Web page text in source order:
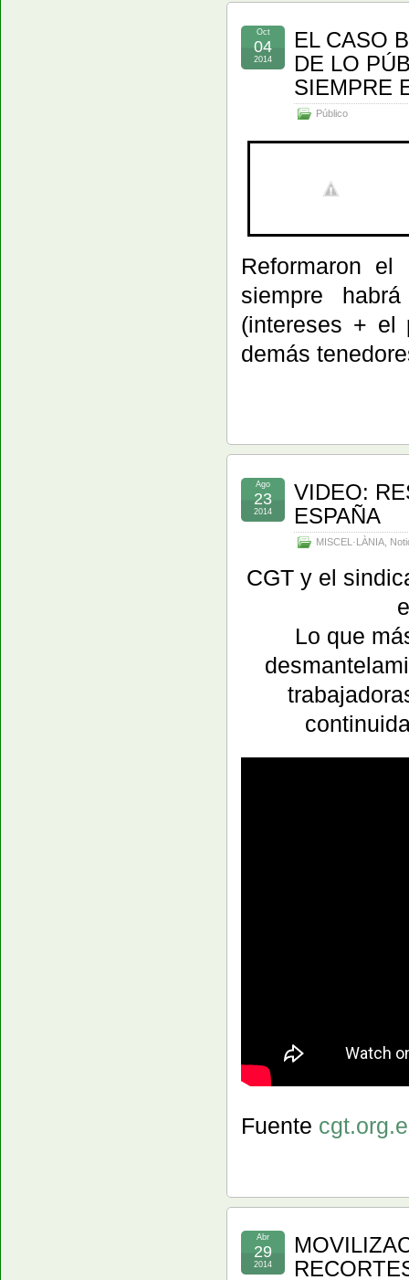
EL CASO
DE LO
SIEMPRE
Público
Oct
04
2014
Reformaron
siempre
(intereses + el
demás
VIDEO:
ESPAÑA
MISCEL·LÀNIA
Ago
23
2014
CGT y el
Lo que
Fuente
Abr
29
2014